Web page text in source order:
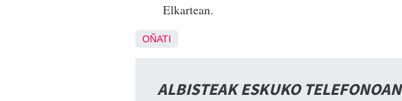
Elkartean.
OÑATI
ALBISTEAK ESKUKO TELEFONOAN